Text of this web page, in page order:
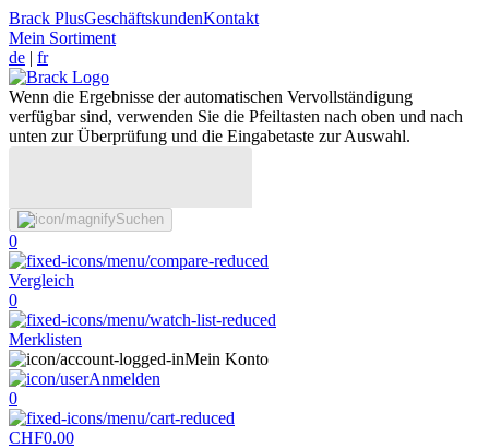
Brack PlusGeschäftskundenKontakt
Mein Sortiment
de | fr
Wenn die Ergebnisse der automatischen Vervollständigung
verfügbar sind, verwenden Sie die Pfeiltasten nach oben und nach
unten zur Überprüfung und die Eingabetaste zur Auswahl.
Suchen
0
Vergleich
0
Merklisten
Mein Konto
Anmelden
0
CHF0.00